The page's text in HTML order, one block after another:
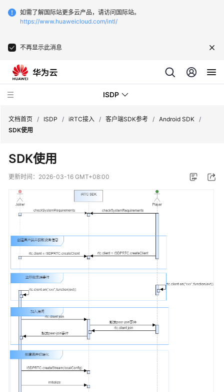
如需了解国际站更多云产品，请访问国际站。
https://www.huaweicloud.com/intl/
不再显示此消息
ISDP
新
动
用
户
南
参
考
常
见
题
开
文档首页 / ISDP / iRTC接入 / 客户端SDK参考 / Android SDK /
SDK使用
SDK使用
更新时间： 2026-03-16 GMT+08:00